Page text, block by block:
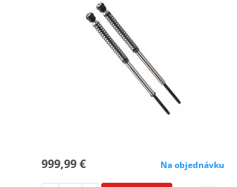
999,99 € Na objednávku